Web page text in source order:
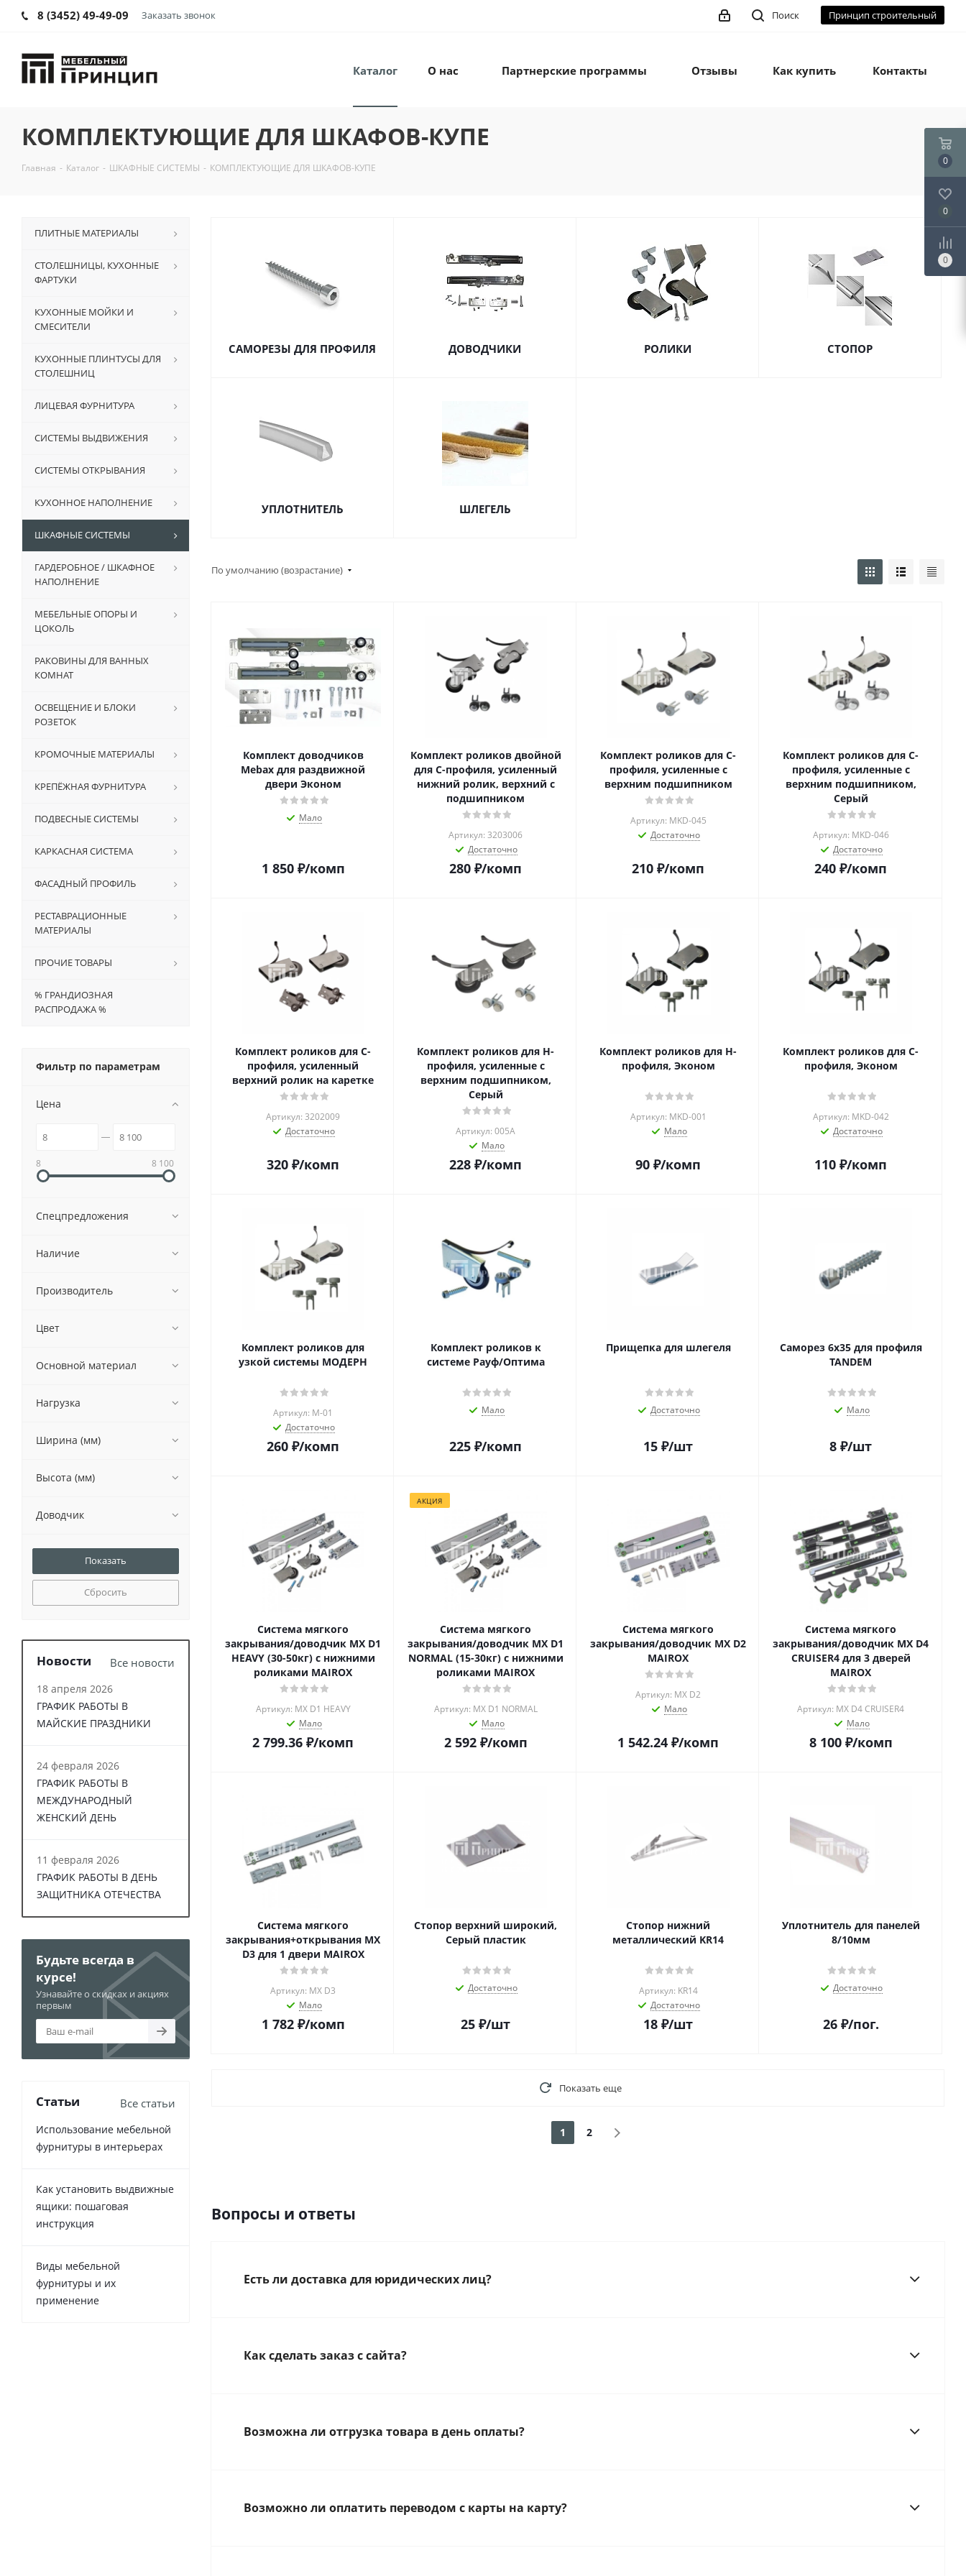
8 (3452) 49-49-09 Заказать звонок Принцип строительный
Поиск
Каталог О нас Партнерские программы Отзывы Как купить Контакты
КОМПЛЕКТУЮЩИЕ ДЛЯ ШКАФОВ-КУПЕ
Главная - Каталог - ШКАФНЫЕ СИСТЕМЫ - КОМПЛЕКТУЮЩИЕ ДЛЯ ШКАФОВ-КУПЕ
САМОРЕЗЫ ДЛЯ ПРОФИЛЯ ДОВОДЧИКИ РОЛИКИ СТОПОР
УПЛОТНИТЕЛЬ ШЛЕГЕЛЬ
По умолчанию (возрастание)
Комплект доводчиков
Mebax для раздвижной
двери Эконом
Мало
1 850₽/комп
Комплект роликов двойной
для C-профиля, усиленный
нижний ролик, верхний с
подшипником
Артикул: 3203006
Достаточно
280 ₽/комп
Комплект роликов для C-
профиля, усиленные с
верхним подшипником
Артикул: MKD-045
Достаточно
210 ₽/комп
Комплект роликов для C-
профиля, усиленные с
верхним подшипником,
Серый
Артикул: MKD-046
Достаточно
240 ₽/комп
Комплект роликов для C-
профиля, усиленный
верхний ролик на каретке
Артикул: 3202009
Достаточно
320 ₽/комп
Комплект роликов для Н-
профиля, усиленные с
верхним подшипником,
Серый
Артикул: 005А
Мало
228 ₽/комп
Комплект роликов для Н-
профиля, Эконом
Артикул: MKD-001
Мало
90 ₽/комп
Комплект роликов для С-
профиля, Эконом
Артикул: MKD-042
Достаточно
110 ₽/комп
Комплект роликов для
узкой системы МОДЕРН
Артикул: М-01
Достаточно
260 ₽/комп
Комплект роликов к
системе Рауф/Оптима
Мало
225 ₽/комп
Прищепка для шлегеля
Достаточно
15 ₽/шт
Саморез 6х35 для профиля
TANDEM
Мало
8 ₽/шт
Система мягкого
закрывания/доводчик MX D1
HEAVY (30-50кг) с нижними
роликами MAIROX
Артикул: MX D1 HEAVY
Мало
2 799.36 ₽/комп
АКЦИЯ
Система мягкого
закрывания/доводчик MX D1
NORMAL (15-30кг) с нижними
роликами MAIROX
Артикул: MX D1 NORMAL
Мало
2 592₽/комп
Система мягкого
закрывания/доводчик MX D2
MAIROX
Артикул: MX D2
Мало
1 542.24 ₽/комп
Система мягкого
закрывания/доводчик MX D4
CRUISER4 для 3 дверей
MAIROX
Артикул: MX D4 CRUISER4
Мало
8 100₽/комп
Система мягкого
закрывания+открывания MX
D3 для 1 двери MAIROX
Артикул: MX D3
Мало
1 782₽/комп
Стопор верхний широкий,
Серый пластик
Достаточно
25 ₽/шт
Стопор нижний
металлический KR14
Артикул: KR14
Достаточно
18 ₽/шт
Уплотнитель для панелей
8/10мм
Достаточно
26₽/пог.
Показать еще
1 2
Вопросы и ответы
Есть ли доставка для юридических лиц?
Как сделать заказ с сайта?
Возможна ли отгрузка товара в день оплаты?
Возможно ли оплатить переводом с карты на карту?
ПЛИТНЫЕ МАТЕРИАЛЫ
СТОЛЕШНИЦЫ, КУХОННЫЕ
ФАРТУКИ
КУХОННЫЕ МОЙКИ И
СМЕСИТЕЛИ
КУХОННЫЕ ПЛИНТУСЫ ДЛЯ
СТОЛЕШНИЦ
ЛИЦЕВАЯ ФУРНИТУРА
СИСТЕМЫ ВЫДВИЖЕНИЯ
СИСТЕМЫ ОТКРЫВАНИЯ
КУХОННОЕ НАПОЛНЕНИЕ
ШКАФНЫЕ СИСТЕМЫ
ГАРДЕРОБНОЕ / ШКАФНОЕ
НАПОЛНЕНИЕ
МЕБЕЛЬНЫЕ ОПОРЫ И
ЦОКОЛЬ
РАКОВИНЫ ДЛЯ ВАННЫХ
КОМНАТ
ОСВЕЩЕНИЕ И БЛОКИ
РОЗЕТОК
КРОМОЧНЫЕ МАТЕРИАЛЫ
КРЕПЁЖНАЯ ФУРНИТУРА
ПОДВЕСНЫЕ СИСТЕМЫ
КАРКАСНАЯ СИСТЕМА
ФАСАДНЫЙ ПРОФИЛЬ
РЕСТАВРАЦИОННЫЕ
МАТЕРИАЛЫ
ПРОЧИЕ ТОВАРЫ
% ГРАНДИОЗНАЯ
РАСПРОДАЖА %
Фильтр по параметрам
Цена
8 8 100
Спецпредложения
Наличие
Производитель
Цвет
Основной материал
Нагрузка
Ширина (мм)
Высота (мм)
Доводчик
Сбросить
Новости Все новости
18 апреля 2026
ГРАФИК РАБОТЫ В
МАЙСКИЕ ПРАЗДНИКИ
24 февраля 2026
ГРАФИК РАБОТЫ В
МЕЖДУНАРОДНЫЙ
ЖЕНСКИЙ ДЕНЬ
11 февраля 2026
ГРАФИК РАБОТЫ В ДЕНЬ
ЗАЩИТНИКА ОТЕЧЕСТВА
Будьте всегда в
курсе!
Узнавайте о скидках и акциях
первым
Статьи Все статьи
Использование мебельной
фурнитуры в интерьерах
Как установить выдвижные
ящики: пошаговая
инструкция
Виды мебельной
фурнитуры и их
применение
0
0
0